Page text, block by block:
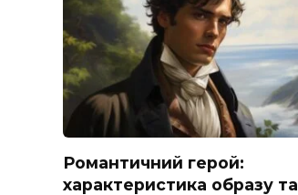
Романтичний герой:
характеристика образу та